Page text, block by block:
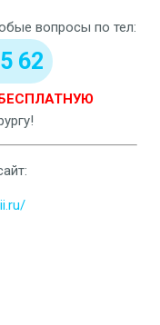
вопросы по тел:
62